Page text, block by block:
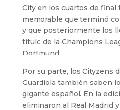
City en los cuartos de final
memorable que terminó
y que posteriormente los
título de la Champions
Dortmund.
Por su parte, los Cityzens
Guardiola también saben
gigante español. En la
eliminaron al Real Madrid